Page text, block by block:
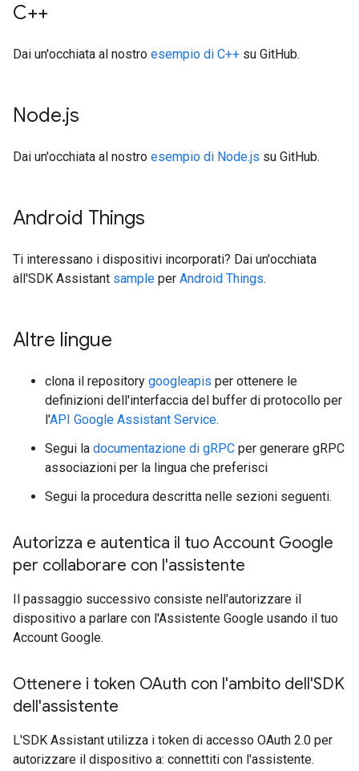
C++
Dai un'occhiata al nostro esempio di C++ su GitHub.
Node.js
Dai un'occhiata al nostro esempio di Node.js su GitHub.
Android Things
Ti interessano i dispositivi incorporati? Dai un'occhiata
all'SDK Assistant sample per Android Things.
Altre lingue
clona il repository googleapis per ottenere le
definizioni dell'interfaccia del buffer di protocollo per
l'API Google Assistant Service.
Segui la documentazione di gRPC per generare gRPC
associazioni per la lingua che preferisci
Segui la procedura descritta nelle sezioni seguenti.
Autorizza e autentica il tuo Account Google
per collaborare con l'assistente
Il passaggio successivo consiste nell'autorizzare il
dispositivo a parlare con l'Assistente Google usando il tuo
Account Google.
Ottenere i token OAuth con l'ambito dell'SDK
dell'assistente
L'SDK Assistant utilizza i token di accesso OAuth 2.0 per
autorizzare il dispositivo a: connettiti con l'assistente.